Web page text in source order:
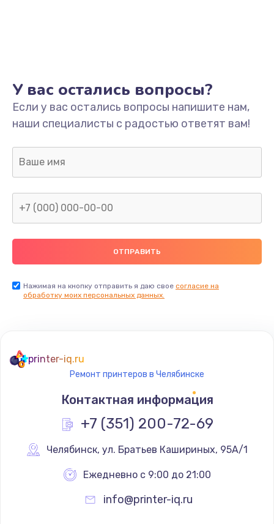
от 1220 руб.
Заказать
Ремонт после залития
Замена дисплея
Заказать
Ремонт электроплаты
от 1320 руб.
Ремонт электронных узлов
Заказать
У вас остались вопросы?
Если у вас остались вопросы напишите нам,
наши специалисты с радостью ответят вам!
Нажимая на кнопку отправить я даю свое согласие на
обработку моих персональных данных.
printer-iq.ru
Ремонт принтеров в Челябинске
Контактная информация
+7 (351) 200-72-69
Челябинск, ул. Братьев Кашириных, 95А/1
Ежедневно с 9:00 до 21:00
info@printer-iq.ru